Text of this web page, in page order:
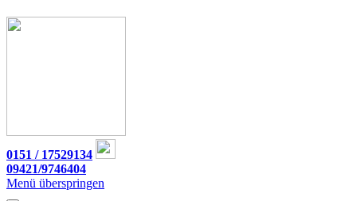
0151 / 17529134
09421/9746404
Menü überspringen